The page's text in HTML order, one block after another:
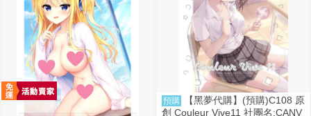
預購
【黑夢代購】(預購)C108 原
創 Couleur Vive11 社團名:CANV